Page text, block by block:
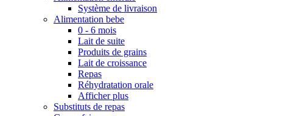
Système de livraison
Alimentation bebe
0 - 6 mois
Lait de suite
Produits de grains
Lait de croissance
Repas
Réhydratation orale
Afficher plus
Substituts de repas